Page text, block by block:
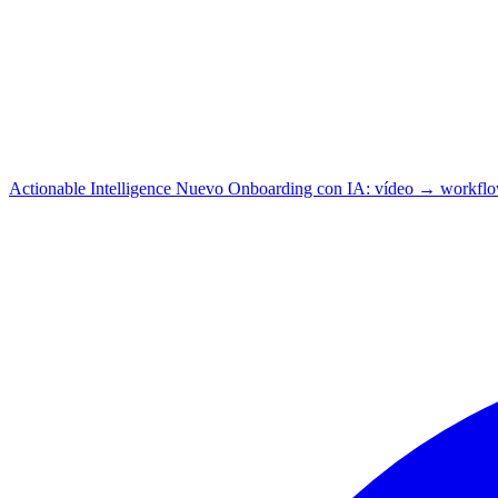
Actionable Intelligence Nuevo Onboarding con IA: vídeo →